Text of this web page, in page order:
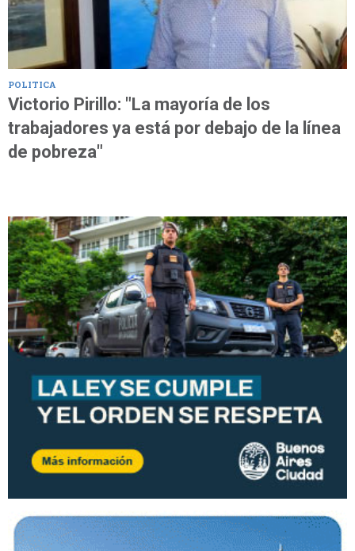
POLITICA
Victorio Pirillo: "La mayoría de los
trabajadores ya está por debajo de la línea
de pobreza"